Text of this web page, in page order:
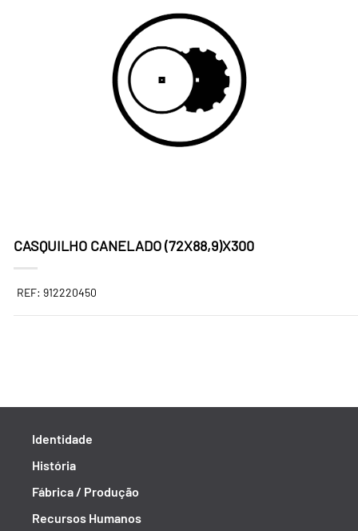
CASQUILHO CANELADO (72X88,9)X300
REF: 912220450
Identidade
História
Fábrica / Produção
Recursos Humanos